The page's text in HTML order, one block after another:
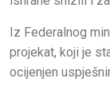
Iz Federalnog
projekat, koji je
ocijenjen